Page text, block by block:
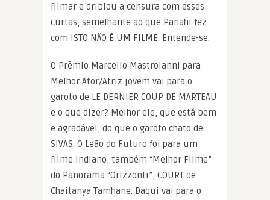
filmar e driblou a censura com esses
curtas, semelhante ao que Panahi fez
com ISTO NÃO É UM FILME. Entende-se.
O Prêmio Marcello Mastroianni para
Melhor Ator/Atriz jovem vai para o
garoto de LE DERNIER COUP DE MARTEAU
e o que dizer? Melhor ele, que está bem
e agradável, do que o garoto chato de
SIVAS. O Leão do Futuro foi para um
filme indiano, também “Melhor Filme”
do Panorama “Orizzonti”, COURT de
Chaitanya Tamhane. Daqui vai para o